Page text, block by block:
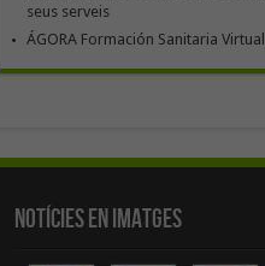
seus serveis
ÁGORA Formación Sanitaria Virtual
Notícies en Imatges